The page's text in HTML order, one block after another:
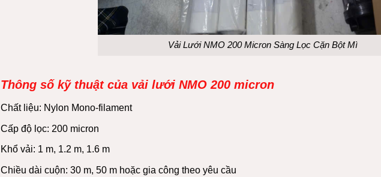
Vải Lưới NMO 200 Micron Sàng Lọc Cặn Bột Mì
Thông số kỹ thuật của vải lưới NMO 200 micron
Chất liệu: Nylon Mono-filament
Cấp độ lọc: 200 micron
Khổ vải: 1 m, 1.2 m, 1.6 m
Chiều dài cuộn: 30 m, 50 m hoặc gia công theo yêu cầu